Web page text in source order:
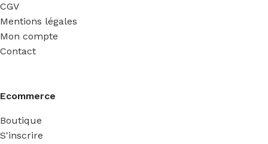
CGV
Mentions légales
Mon compte
Contact
Ecommerce
Boutique
S'inscrire